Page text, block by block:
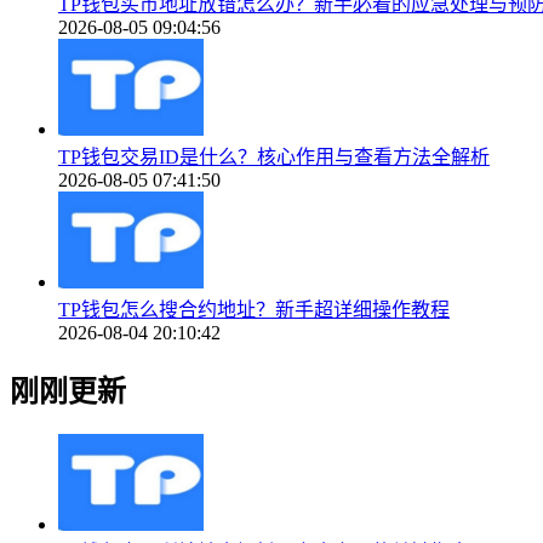
2026-08-05 09:04:56
TP钱包交易ID是什么？核心作用与查看方法全解析
2026-08-05 07:41:50
TP钱包怎么搜合约地址？新手超详细操作教程
2026-08-04 20:10:42
刚刚更新